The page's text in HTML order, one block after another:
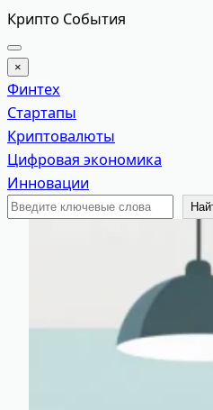
Перейти
к
содержимому
Крипто События
×
Финтех
Стартапы
Криптовалюты
Цифровая экономика
Инновации
Поиск